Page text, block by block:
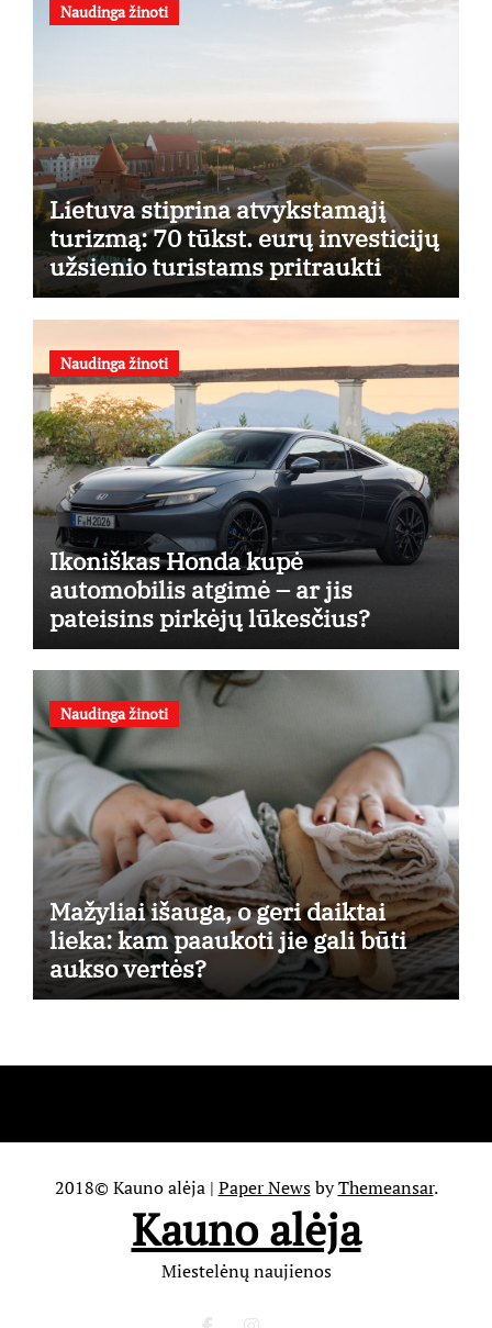
Naudinga žinoti
Lietuva stiprina atvykstamąjį
turizmą: 70 tūkst. eurų investicijų
užsienio turistams pritraukti
Naudinga žinoti
Ikoniškas Honda kupė
automobilis atgimė – ar jis
pateisins pirkėjų lūkesčius?
Naudinga žinoti
Mažyliai išauga, o geri daiktai
lieka: kam paaukoti jie gali būti
aukso vertės?
2018© Kauno alėja | Paper NewsbyThemeansar.
Kauno alėja
Miestelėnų naujienos